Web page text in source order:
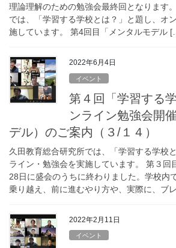
理論理解のための勉強会最終回となります
では、「学習する学校とは？」と題し、オ
施しています。 第4回目「メンタルモデル
2022年6月4日
イベント
第４回「学習する
ンライン勉強会開
デル）のご案内（３/１４）
久田教育総合研究所では、「学習する学校
ライン・勉強会を実施しています。 第３回
28日に盛会のうちに終わりました。学校内
乗り越え、前に進むやり方や、実際に、ブ
2022年2月11日
イベント